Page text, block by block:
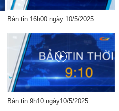
Bản tin 16h00 ngày 10/5/2025
Bản tin 9h10 ngày10/5/2025